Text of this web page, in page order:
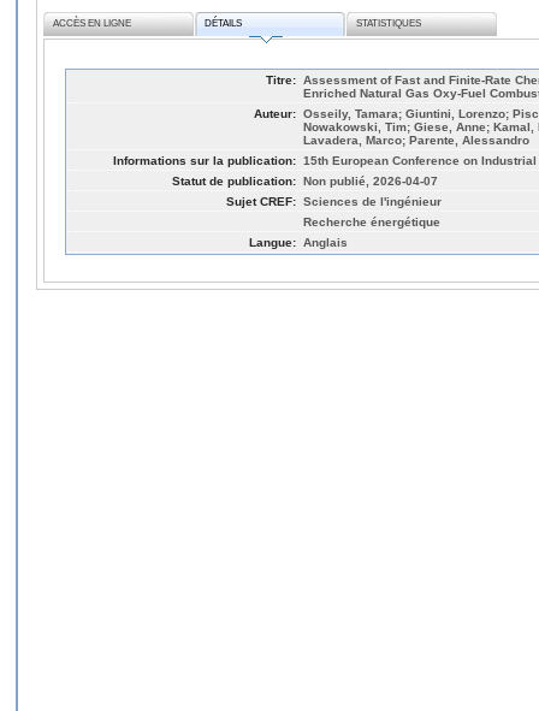
ACCÈS EN LIGNE DÉTAILS STATISTIQUES
Titre: Assessment of Fast and Finite-Rate
Enriched Natural Gas Oxy-Fuel
Auteur: Osseily, Tamara; Giuntini, Lorenzo;
Nowakowski, Tim; Giese, Anne; Kamal,
Lavadera, Marco; Parente, Alessandro
Informations sur la publication: 15th European Conference on
Statut de publication: Non publié, 2026-04-07
Sujet CREF: Sciences de l'ingénieur
Recherche énergétique
Langue: Anglais